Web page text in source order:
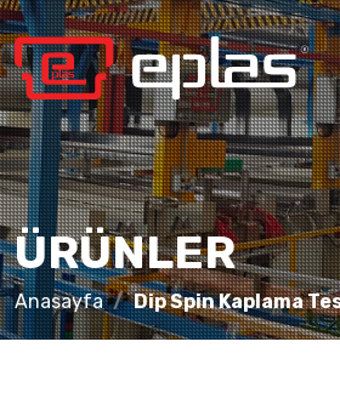
ÜRÜNLER
Anasayfa Dip Spin Kaplama